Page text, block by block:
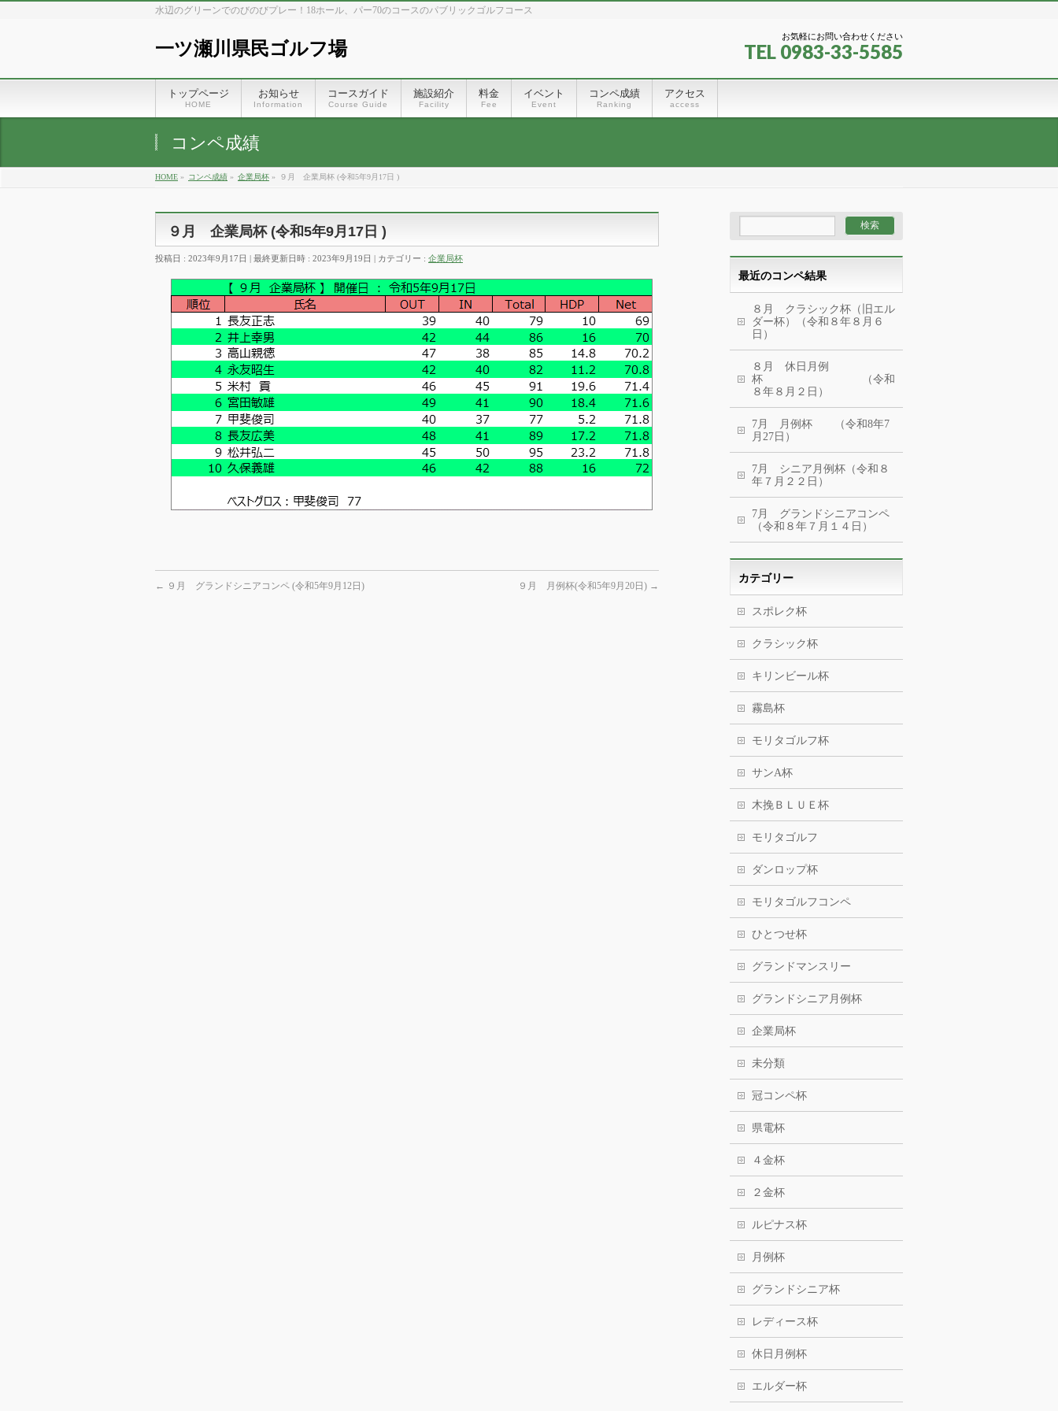
水辺のグリーンでのびのびプレー！18ホール、パー70のコースのパブリックゴルフコース
一ツ瀬川県民ゴルフ場
お気軽にお問い合わせください
TEL 0983-33-5585
トップページ
HOME
お知らせ
Information
コースガイド
Course Guide
施設紹介
Facility
料金
Fee
イベント
Event
コンペ成績
Ranking
アクセス
access
コンペ成績
HOME » コンペ成績 » 企業局杯 » ９月 企業局杯 (令和5年9月17日 )
９月 企業局杯 (令和5年9月17日 )
投稿日 : 2023年9月17日 最終更新日時 : 2023年9月19日 カテゴリー : 企業局杯
← ９月 グランドシニアコンペ (令和5年9月12日) ９月 月例杯(令和5年9月20日) →
最近のコンペ結果
８月 クラシック杯（旧エル
ダー杯）（令和８年８月６
日）
８月 休日月例
杯 （令和
８年８月２日）
7月 月例杯 （令和8年7
月27日）
7月 シニア月例杯（令和８
年７月２２日）
7月 グランドシニアコンペ
（令和８年７月１４日）
カテゴリー
スポレク杯
クラシック杯
キリンビール杯
霧島杯
モリタゴルフ杯
サンA杯
木挽ＢＬＵＥ杯
モリタゴルフ
ダンロップ杯
モリタゴルフコンペ
ひとつせ杯
グランドマンスリー
グランドシニア月例杯
企業局杯
未分類
冠コンペ杯
県電杯
４金杯
２金杯
ルピナス杯
月例杯
グランドシニア杯
レディース杯
休日月例杯
エルダー杯